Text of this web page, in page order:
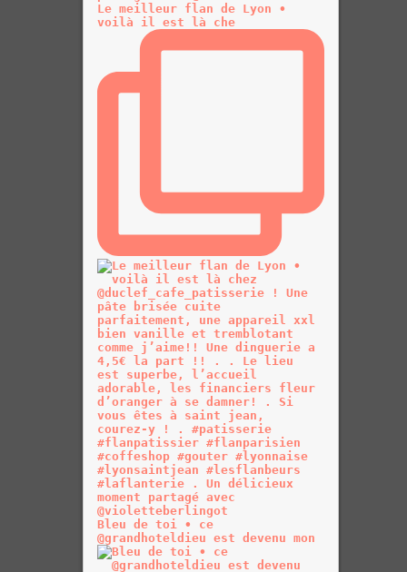
Le meilleur flan de Lyon •
voilà il est là che
Bleu de toi • ce
@grandhoteldieu est devenu mon